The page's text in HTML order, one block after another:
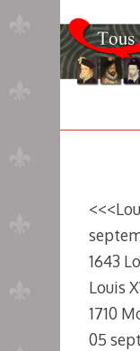
au
contenu
principal
1643
Louis
1710
05